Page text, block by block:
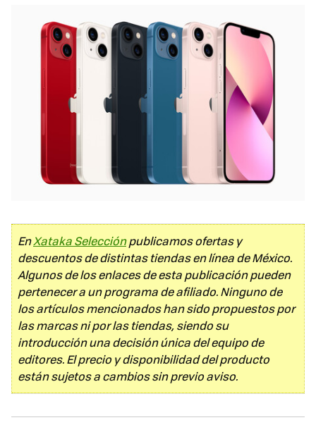
EnXataka Selecciónpublicamos ofertas y
descuentos de distintas tiendas en línea de México.
Algunos de los enlaces de esta publicación pueden
pertenecer a un programa de afiliado. Ninguno de
los artículos mencionados han sido propuestos por
las marcas ni por las tiendas, siendo su
introducción una decisión única del equipo de
editores. El precio y disponibilidad del producto
están sujetos a cambios sin previo aviso.